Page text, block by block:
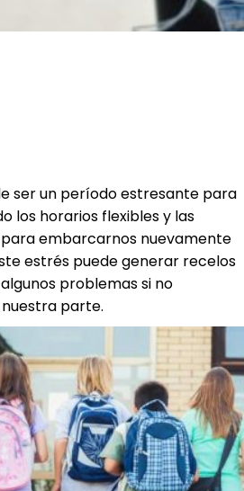
ser un período estresante para
los horarios flexibles y las
embarcarnos nuevamente
estrés puede generar recelos
problemas si no
parte.